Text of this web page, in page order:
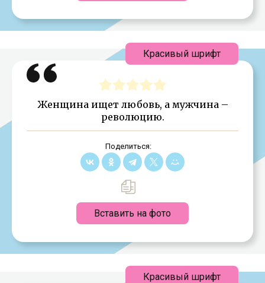
Женщина ищет любовь, а мужчина –
революцию.
Поделиться:
Вставить на фото
Красивый шрифт
Красивый шрифт